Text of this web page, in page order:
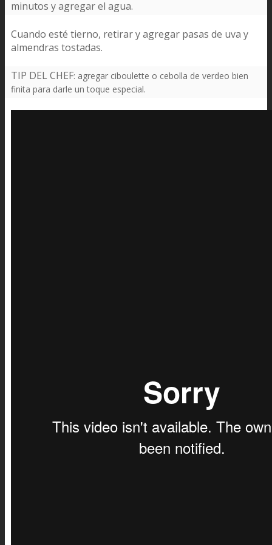
minutos y agregar el agua.
Cuando esté tierno, retirar y agregar pasas de uva y
almendras tostadas.
TIP DEL CHEF: agregar ciboulette o cebolla de verdeo bien
finita para darle un toque especial.